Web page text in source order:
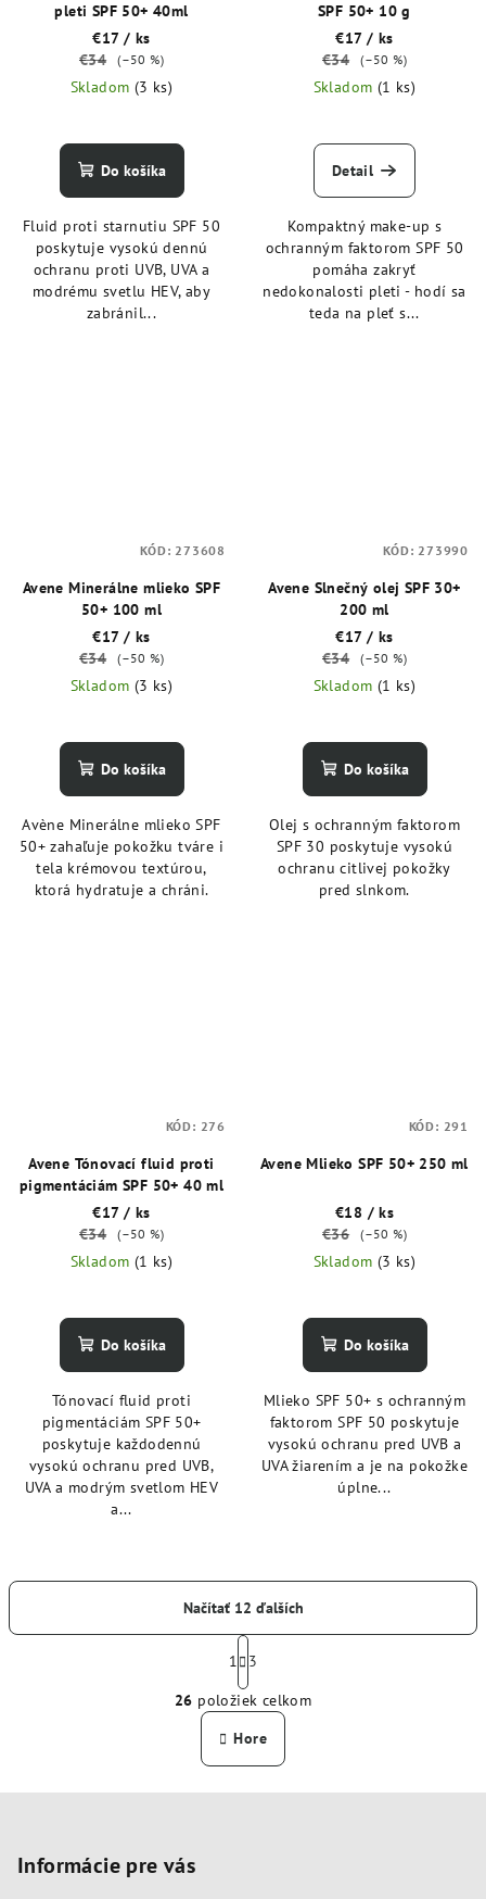
pleti SPF 50+ 40ml
€17 / ks
€34
(–50 %)
Skladom (3 ks)
Do košíka
Fluid proti starnutiu SPF 50
poskytuje vysokú dennú
ochranu proti UVB, UVA a
modrému svetlu HEV, aby
zabránil...
SPF 50+ 10 g
€17 / ks
€34
(–50 %)
Skladom (1 ks)
Detail
Kompaktný make-up s
ochranným faktorom SPF 50
pomáha zakryť
nedokonalosti pleti - hodí sa
teda na pleť s...
Avene Minerálne mlieko SPF
50+ 100 ml
€17 / ks
€34
(–50 %)
Skladom (3 ks)
Do košíka
Avène Minerálne mlieko SPF
50+ zahaľuje pokožku tváre i
tela krémovou textúrou,
ktorá hydratuje a chráni.
KÓD: 273608
Avene Slnečný olej SPF 30+
200 ml
€17 / ks
€34
(–50 %)
Skladom (1 ks)
Do košíka
Olej s ochranným faktorom
SPF 30 poskytuje vysokú
ochranu citlivej pokožky
pred slnkom.
KÓD: 273990
Avene Tónovací fluid proti
pigmentáciám SPF 50+ 40 ml
€17 / ks
€34
(–50 %)
Skladom (1 ks)
Do košíka
Tónovací fluid proti
pigmentáciám SPF 50+
poskytuje každodennú
vysokú ochranu pred UVB,
UVA a modrým svetlom HEV
a...
KÓD: 276
Avene Mlieko SPF 50+ 250 ml
€18 / ks
€36
(–50 %)
Skladom (3 ks)
Do košíka
Mlieko SPF 50+ s ochranným
faktorom SPF 50 poskytuje
vysokú ochranu pred UVB a
UVA žiarením a je na pokožke
úplne...
KÓD: 291
O
v
l
á
Načítať 12 ďalších
S
t
r
á
n
k
o
v
1
3
26 položiek celkom
Hore
Informácie pre vás